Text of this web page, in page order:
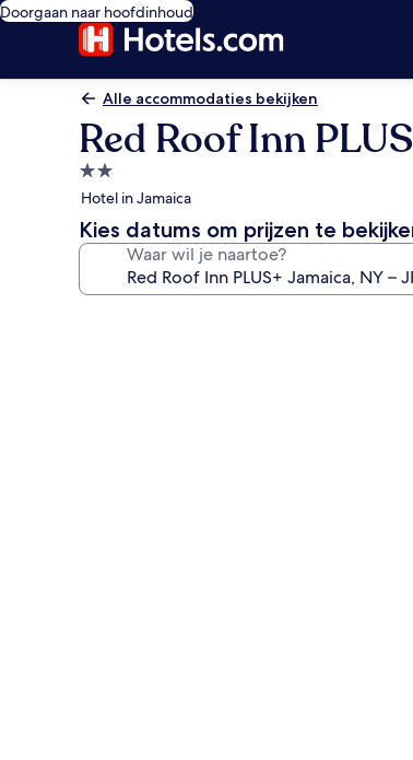
Doorgaan naar hoofdinhoud
Alle accommodaties bekijken
Red Roof Inn
2.0-
sterrenaccommodatie
Hotel in Jamaica
Kies datums om prijzen te
Waar wil je naartoe?